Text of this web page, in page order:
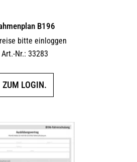
B196
bitte einloggen
Art.-Nr.: 33283
ZUM LOGIN.